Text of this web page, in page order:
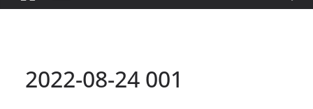
2022-08-24 001